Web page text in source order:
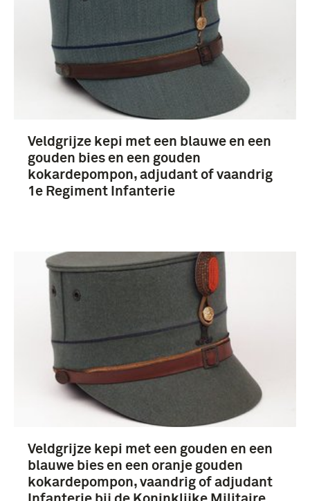
Veldgrijze kepi met een blauwe en een
gouden bies en een gouden
kokardepompon, adjudant of vaandrig
1e Regiment Infanterie
Veldgrijze kepi met een gouden en een
blauwe bies en een oranje gouden
kokardepompon, vaandrig of adjudant